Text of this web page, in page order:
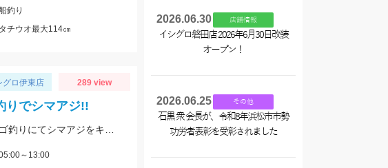
釣り
タチウオ最大114㎝
グロ伊東店 289 view
りでシマアジ!!
～13:00
2026.06.30 店舗情報
イシグロ磐田店 2026年6月30日改装
オープン！
2026.06.25 その他
石黒 衆 会長が、令和8年浜松市市勢
功労者表彰を受彰されました